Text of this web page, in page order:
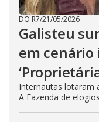
DO R7/21/05/2026
Galisteu
em
Internautas lotaram
A Fazenda de elogios